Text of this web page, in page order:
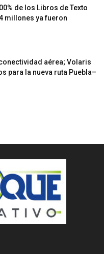
de los Libros de Texto
millones ya fueron
aérea; Volaris
para la nueva ruta Puebla–